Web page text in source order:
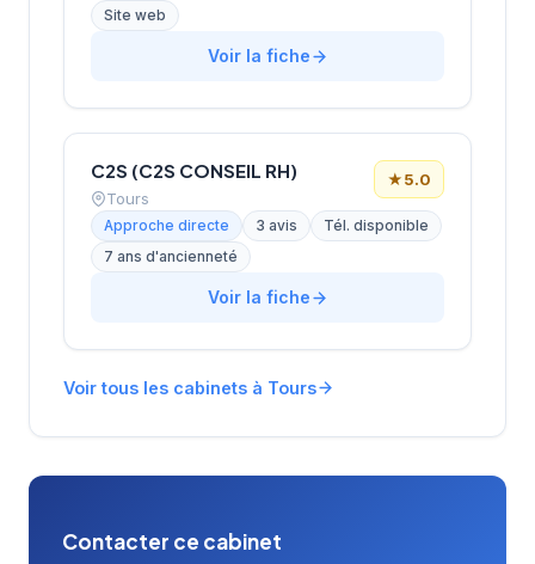
adaptés aux domaines de la mode, de
l'hôtellerie et du bien-être. Le cabinet propose
une approche personnalisée pour identifier les
Site web
Voir la fiche
C2S (C2S CONSEIL RH)
Tours
★5.0
Approche directe 3 avis
Tél. disponible
7 ans d'ancienneté
Voir la fiche
Voir tous les cabinets à Tours
Contacter ce cabinet